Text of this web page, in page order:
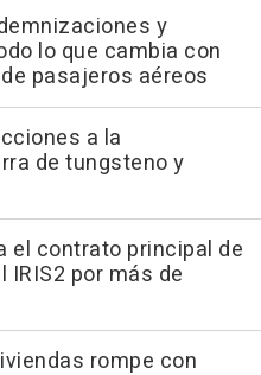
y
lo que cambia con
pasajeros aéreos
a la
de tungsteno y
el contrato principal de
IRIS2 por más de
rompe con